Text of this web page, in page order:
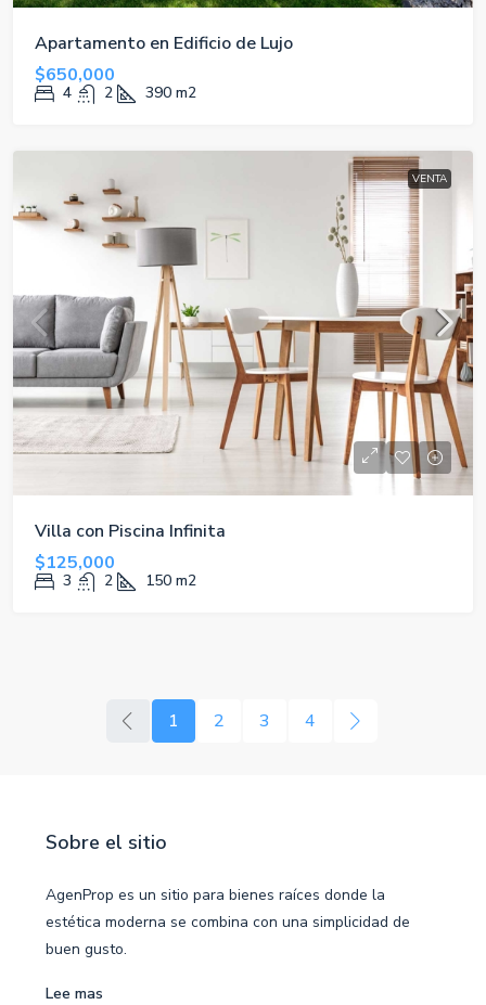
Apartamento en Edificio de Lujo
$650,000
4 2 390 m2
VENTA
Villa con Piscina Infinita
$125,000
3 2 150 m2
1 2 3 4
Sobre el sitio
AgenProp es un sitio para bienes raíces donde la
estética moderna se combina con una simplicidad de
buen gusto.
Lee mas